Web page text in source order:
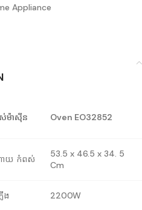
Appliance
ម៉ាស៊ីន Oven EO32852
ោយ កំពស់
53.5 x 46.5 x 34. 5
Cm
ង 2200W